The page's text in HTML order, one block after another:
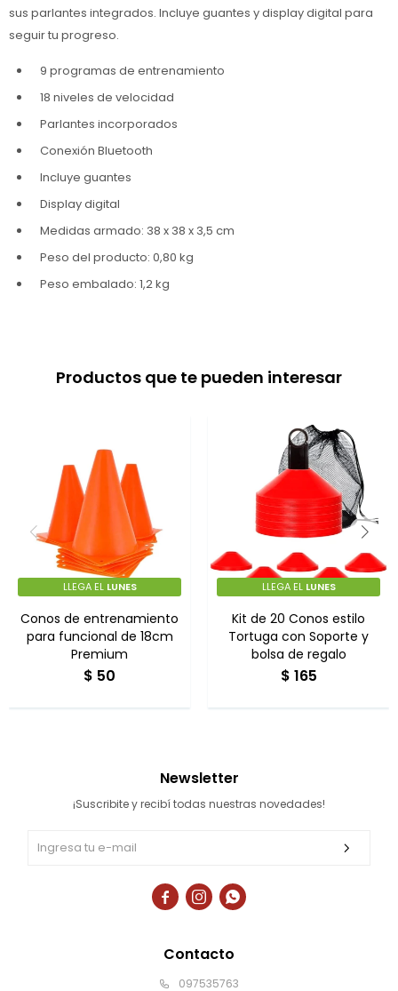
sus parlantes integrados. Incluye guantes y display digital para
seguir tu progreso.
9 programas de entrenamiento
18 niveles de velocidad
Parlantes incorporados
Conexión Bluetooth
Incluye guantes
Display digital
Medidas armado: 38 x 38 x 3,5 cm
Peso del producto: 0,80 kg
Peso embalado: 1,2 kg
Productos que te pueden interesar
LLEGA EL LUNES
Conos de entrenamiento
para funcional de 18cm
Premium
$ 50
LLEGA EL LUNES
Kit de 20 Conos estilo
Tortuga con Soporte y
bolsa de regalo
$ 165
Contacto
097535763
Newsletter
¡Suscribite y recibí todas nuestras novedades!
  